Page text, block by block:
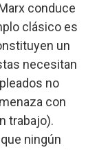
conduce
clásico es
un
necesitan
no
con
trabajo).
ningún